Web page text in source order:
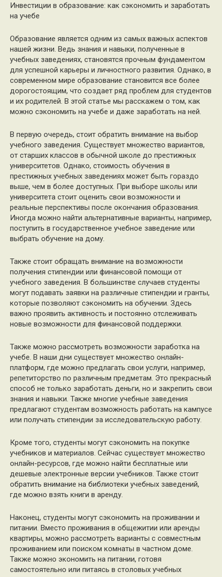
Инвестиции в образование: как сэкономить и заработать
на учебе
Образование является одним из самых важных аспектов
нашей жизни. Ведь знания и навыки, полученные в
учебных заведениях, становятся прочным фундаментом
для успешной карьеры и личностного развития. Однако, в
современном мире образование становится все более
дорогостоящим, что создает ряд проблем для студентов
и их родителей. В этой статье мы расскажем о том, как
можно сэкономить на учебе и даже заработать на ней.
В первую очередь, стоит обратить внимание на выбор
учебного заведения. Существует множество вариантов,
от старших классов в обычной школе до престижных
университетов. Однако, стоимость обучения в
престижных учебных заведениях может быть гораздо
выше, чем в более доступных. При выборе школы или
университета стоит оценить свои возможности и
реальные перспективы после окончания образования.
Иногда можно найти альтернативные варианты, например,
поступить в государственное учебное заведение или
выбрать обучение на дому.
Также стоит обращать внимание на возможности
получения стипендии или финансовой помощи от
учебного заведения. В большинстве случаев студенты
могут подавать заявки на различные стипендии и гранты,
которые позволяют сэкономить на обучении. Здесь
важно проявить активность и постоянно отслеживать
новые возможности для финансовой поддержки.
Также можно рассмотреть возможности заработка на
учебе. В наши дни существует множество онлайн-
платформ, где можно предлагать свои услуги, например,
репетиторство по различным предметам. Это прекрасный
способ не только заработать деньги, но и закрепить свои
знания и навыки. Также многие учебные заведения
предлагают студентам возможность работать на кампусе
или получать стипендии за исследовательскую работу.
Кроме того, студенты могут сэкономить на покупке
учебников и материалов. Сейчас существует множество
онлайн-ресурсов, где можно найти бесплатные или
дешевые электронные версии учебников. Также стоит
обратить внимание на библиотеки учебных заведений,
где можно взять книги в аренду.
Наконец, студенты могут сэкономить на проживании и
питании. Вместо проживания в общежитии или аренды
квартиры, можно рассмотреть варианты с совместным
проживанием или поиском комнаты в частном доме.
Также можно экономить на питании, готовя
самостоятельно или питаясь в столовых учебных